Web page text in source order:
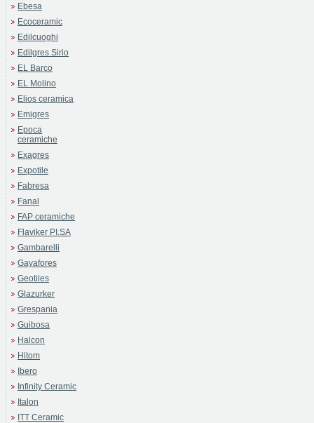
Ebesa
Ecoceramic
Edilcuoghi
Edilgres Sirio
EL Barco
EL Molino
Elios ceramica
Emigres
Epoca
ceramiche
Exagres
Expotile
Fabresa
Fanal
FAP ceramiche
Flaviker PI.SA
Gambarelli
Gayafores
Geotiles
Glazurker
Grespania
Guibosa
Halcon
Hitom
Ibero
Infinity Ceramic
Italon
ITT Ceramic